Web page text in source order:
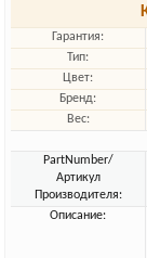
Гарантия:
Тип:
Цвет:
Бренд:
Вес:
PartNumber/
Артикул
Производителя:
Описание: